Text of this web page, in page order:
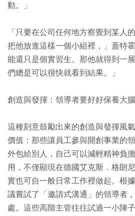
動。」
「只要在公司任何地方察覺到某人
把他放進這樣一個小組裡，」蓋特
能還只是個實習生。那他就得到一
們總是可以很快就看到結果。」
創造與發揮：領導者要好好保養大腦
這種刻意鼓勵出來的創造與發揮風
價值：那些讓員工參與開創事業的
外包給別人，自己可以減輕精神負
用，不僅顯現在德國艾克斯．格朗
實也可自一般日常工作裡做起。根
議嘗試了「邀請式溝通」的領導者
處。這些高階主管往往試過一小陣